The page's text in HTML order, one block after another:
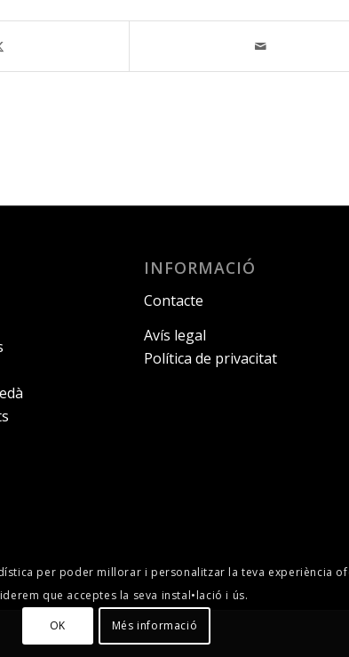
INFORMACIÓ
Contacte
Avís legal
Política de privacitat
per poder millorar i personalitzar la teva experiència
que acceptes la seva instal•lació i ús.
OK Més informació